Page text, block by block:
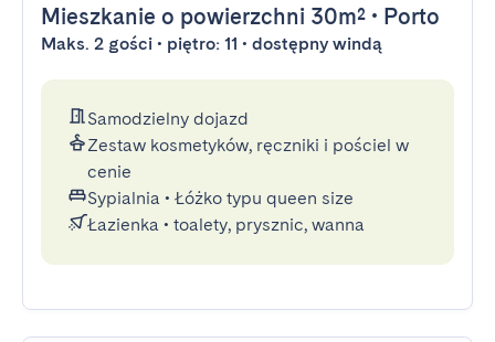
Mieszkanie o powierzchni 30m² • Porto
Maks. 2 gości • piętro: 11 • dostępny windą
Samodzielny dojazd
Zestaw kosmetyków, ręczniki i pościel w
cenie
Sypialnia • Łóżko typu queen size
Łazienka • toalety, prysznic, wanna